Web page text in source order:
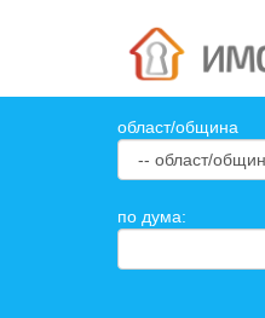
oбласт/община
по дума: